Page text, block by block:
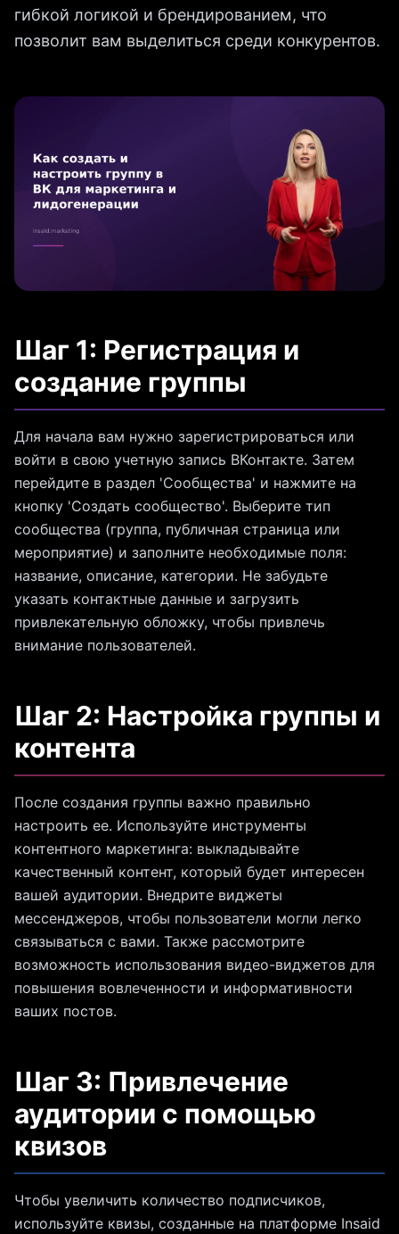
гибкой логикой и брендированием, что
позволит вам выделиться среди конкурентов.
Шаг 1: Регистрация и
создание группы
Для начала вам нужно зарегистрироваться или
войти в свою учетную запись ВКонтакте. Затем
перейдите в раздел 'Сообщества' и нажмите на
кнопку 'Создать сообщество'. Выберите тип
сообщества (группа, публичная страница или
мероприятие) и заполните необходимые поля:
название, описание, категории. Не забудьте
указать контактные данные и загрузить
привлекательную обложку, чтобы привлечь
внимание пользователей.
Шаг 2: Настройка группы и
контента
После создания группы важно правильно
настроить ее. Используйте инструменты
контентного маркетинга: выкладывайте
качественный контент, который будет интересен
вашей аудитории. Внедрите виджеты
мессенджеров, чтобы пользователи могли легко
связываться с вами. Также рассмотрите
возможность использования видео-виджетов для
повышения вовлеченности и информативности
ваших постов.
Шаг 3: Привлечение
аудитории с помощью
квизов
Чтобы увеличить количество подписчиков,
используйте квизы, созданные на платформе Insaid